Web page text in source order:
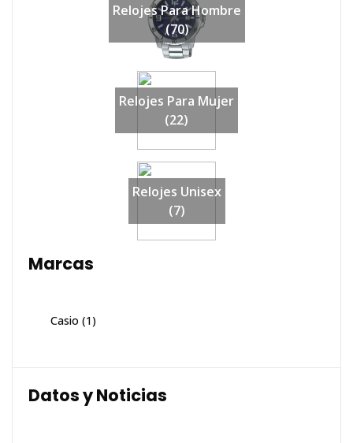
Relojes Para Hombre
(70)
Relojes Para Mujer
(22)
Relojes Unisex
(7)
Marcas
Casio (1)
Datos y Noticias